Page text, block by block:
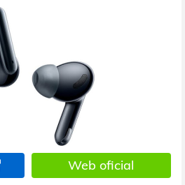
Web oficial